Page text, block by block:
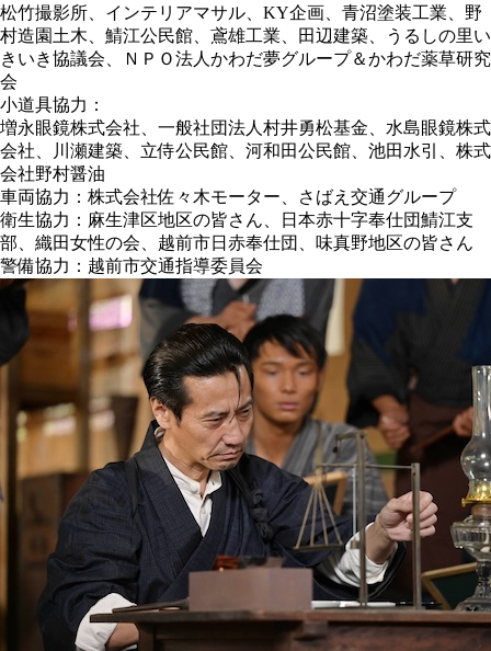
松竹撮影所、インテリアマサル、KY企画、青沼塗装工業、野
村造園土木、鯖江公民館、鳶雄工業、田辺建築、うるしの里い
きいき協議会、ＮＰＯ法人かわだ夢グループ＆かわだ薬草研究
会
小道具協力：
増永眼鏡株式会社、一般社団法人村井勇松基金、水島眼鏡株式
会社、川瀬建築、立侍公民館、河和田公民館、池田水引、株式
会社野村醤油
車両協力：株式会社佐々木モーター、さばえ交通グループ
衛生協力：麻生津区地区の皆さん、日本赤十字奉仕団鯖江支
部、織田女性の会、越前市日赤奉仕団、味真野地区の皆さん
警備協力：越前市交通指導委員会